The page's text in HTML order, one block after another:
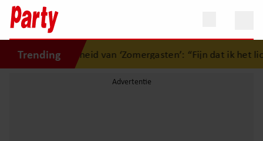
Trendingvan ‘Zomergasten’: “Fijn dat ik het licht mag